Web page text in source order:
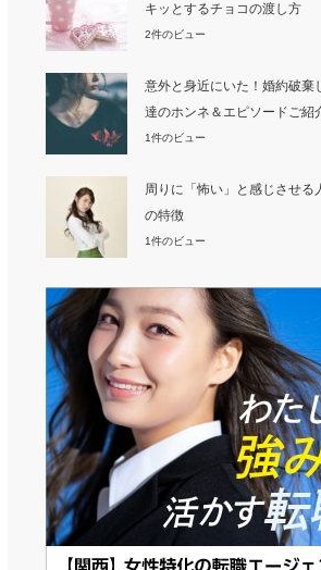
キッとするチョコの渡し方
2件のビュー
意外と身近にいた！婚約破棄
達のホンネ＆エピソードご紹
1件のビュー
周りに「怖い」と感じさせる
の特徴
1件のビュー